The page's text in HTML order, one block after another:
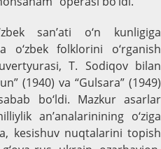
san’ati o‘n kunligiga
o‘zbek folklorini o‘rganish
T. Sodiqov bilan
(1940) va “Gulsara” (1949)
bo‘ldi. Mazkur asarlar
an’analarinining o‘ziga
kesishuv nuqtalarini topish